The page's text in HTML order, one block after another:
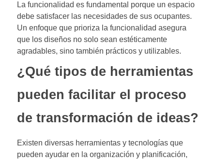
La funcionalidad es fundamental porque un espacio
debe satisfacer las necesidades de sus ocupantes.
Un enfoque que prioriza la funcionalidad asegura
que los diseños no solo sean estéticamente
agradables, sino también prácticos y utilizables.
¿Qué tipos de herramientas
pueden facilitar el proceso
de transformación de ideas?
Existen diversas herramientas y tecnologías que
pueden ayudar en la organización y planificación,